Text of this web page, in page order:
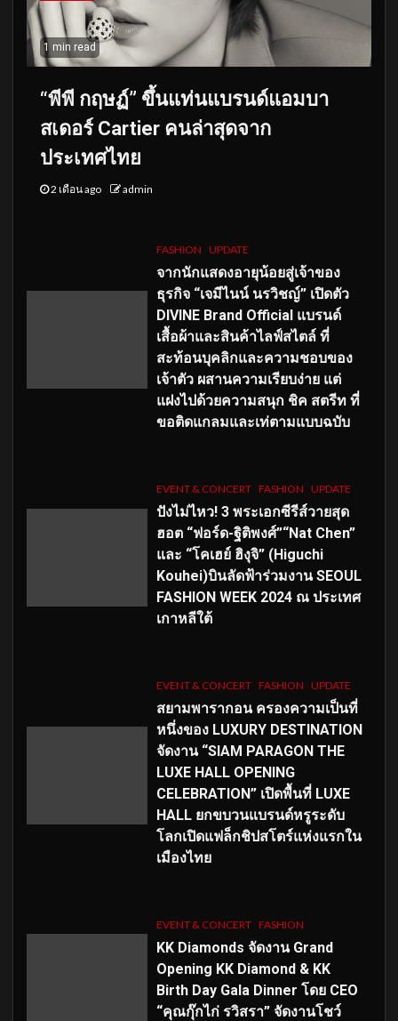
1 min read
“พีพี กฤษฏ์” ขึ้นแท่นแบรนด์แอมบา
สเดอร์ Cartier คนล่าสุดจาก
ประเทศไทย
2 เดือน ago admin
FASHION UPDATE
จากนักแสดงอายุน้อยสู่เจ้าของ
ธุรกิจ “เจมีไนน์ นรวิชญ์” เปิดตัว
DIVINE Brand Official แบรนด์
เสื้อผ้าและสินค้าไลฟ์สไตล์ ที่
สะท้อนบุคลิกและความชอบของ
เจ้าตัว ผสานความเรียบง่าย แต่
แฝงไปด้วยความสนุก ชิค สตรีท ที่
ขอติดแกลมและเท่ตามแบบฉบับ
EVENT & CONCERT FASHION UPDATE
ปังไม่ไหว! 3 พระเอกซีรีส์วายสุด
ฮอต “ฟอร์ด-ฐิติพงศ์”“Nat Chen”
และ “โคเฮย์ ฮิงุจิ” (Higuchi
Kouhei)บินลัดฟ้าร่วมงาน SEOUL
FASHION WEEK 2024 ณ ประเทศ
เกาหลีใต้
EVENT & CONCERT FASHION UPDATE
สยามพารากอน ครองความเป็นที่
หนึ่งของ LUXURY DESTINATION
จัดงาน “SIAM PARAGON THE
LUXE HALL OPENING
CELEBRATION” เปิดพื้นที่ LUXE
HALL ยกขบวนแบรนด์หรูระดับ
โลกเปิดแฟล็กชิปสโตร์แห่งแรกใน
เมืองไทย
EVENT & CONCERT FASHION
KK Diamonds จัดงาน Grand
Opening KK Diamond & KK
Birth Day Gala Dinner โดย CEO
“คุณกุ๊กไก่ รวิสรา” จัดงานโชว์